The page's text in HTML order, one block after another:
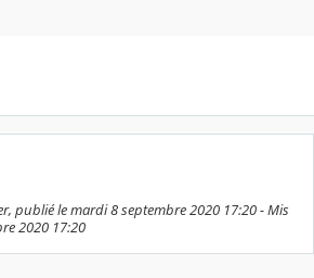
publié le mardi 8 septembre 2020 17:20 - Mis
2020 17:20